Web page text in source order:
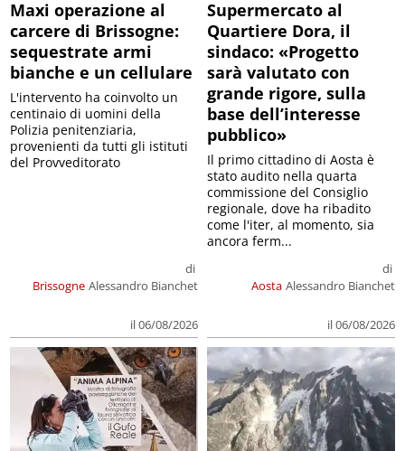
Maxi operazione al
carcere di Brissogne:
sequestrate armi
bianche e un cellulare
Brissogne
di
Alessandro Bianchet
il 06/08/2026
L'intervento ha coinvolto un
centinaio di uomini della
Polizia penitenziaria,
provenienti da tutti gli istituti
del Provveditorato
Supermercato al
Quartiere Dora, il
sindaco: «Progetto
sarà valutato con
grande rigore, sulla
base dell’interesse
pubblico»
Aosta
di
Alessandro Bianchet
il 06/08/2026
Il primo cittadino di Aosta è
stato audito nella quarta
commissione del Consiglio
regionale, dove ha ribadito
come l'iter, al momento, sia
ancora ferm...